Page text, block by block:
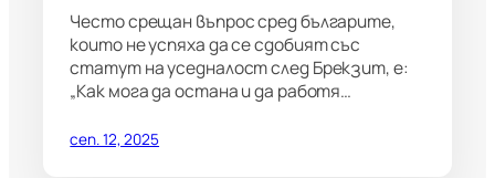
Често срещан въпрос сред българите,
които не успяха да се сдобият със
статут на уседналост след Брекзит, е:
„Как мога да остана и да работя…
сеп. 12, 2025